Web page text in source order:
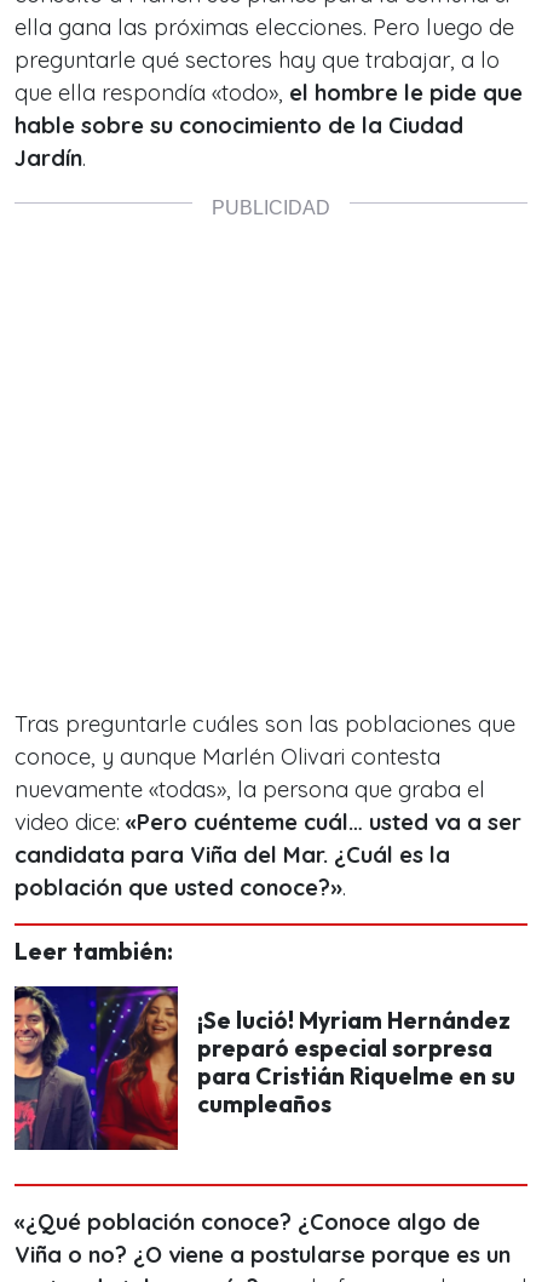
ella gana las próximas elecciones. Pero luego de
preguntarle qué sectores hay que trabajar, a lo
que ella respondía «todo», el hombre le pide que
hable sobre su conocimiento de la Ciudad
Jardín.
Tras preguntarle cuáles son las poblaciones que
conoce, y aunque Marlén Olivari contesta
nuevamente «todas», la persona que graba el
video dice: «Pero cuénteme cuál… usted va a ser
candidata para Viña del Mar. ¿Cuál es la
población que usted conoce?».
Leer también:
¡Se lució! Myriam Hernández
preparó especial sorpresa
para Cristián Riquelme en su
cumpleaños
«¿Qué población conoce? ¿Conoce algo de
Viña o no? ¿O viene a postularse porque es un